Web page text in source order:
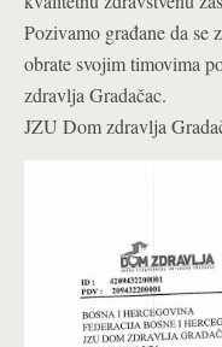
Pozivamo građane da se
obrate svojim timovima
zdravlja Gradačac.
JZU Dom zdravlja